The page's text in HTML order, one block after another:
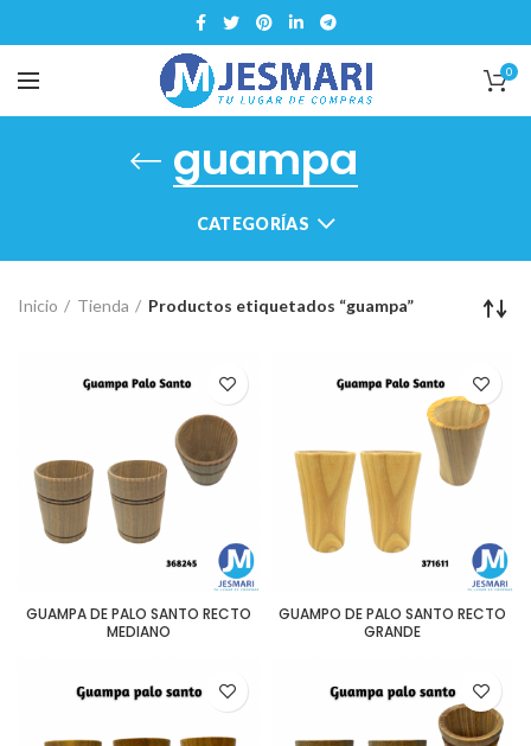
0
guampa
CATEGORÍAS
Inicio Tienda Productos etiquetados “guampa”
GUAMPA DE PALO SANTO RECTO
MEDIANO
GUAMPO DE PALO SANTO RECTO
GRANDE